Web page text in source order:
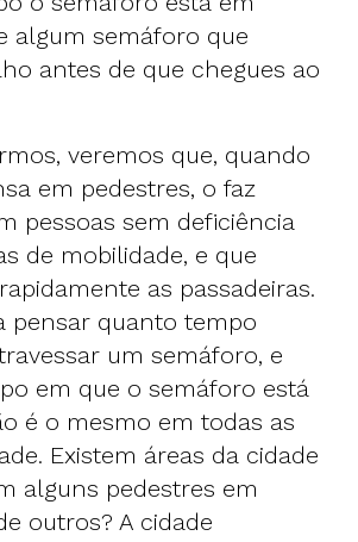
algum semáforo que
antes de que chegues ao
veremos que, quando
em pedestres, o faz
pessoas sem deficiência
de mobilidade, e que
as passadeiras.
pensar quanto tempo
um semáforo, e
em que o semáforo está
é o mesmo em todas as
Existem áreas da cidade
alguns pedestres em
outros? A cidade